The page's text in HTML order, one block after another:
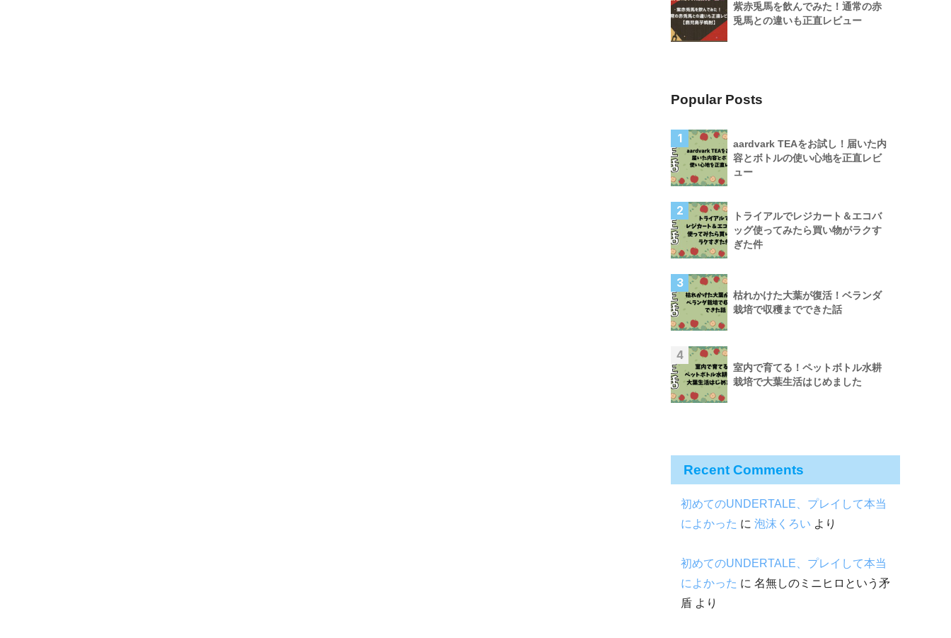
紫赤兎馬を飲んでみた！通常の赤
兎馬との違いも正直レビュー
Popular Posts
1
aardvark TEAをお試し！届いた内
容とボトルの使い心地を正直レビ
ュー
2
トライアルでレジカート＆エコバ
ッグ使ってみたら買い物がラクす
ぎた件
3
枯れかけた大葉が復活！ベランダ
栽培で収穫までできた話
4
室内で育てる！ペットボトル水耕
栽培で大葉生活はじめました
Recent Comments
初めてのUNDERTALE、プレイして本当
によかった に 泡沫くろい より
初めてのUNDERTALE、プレイして本当
によかった に 名無しのミニヒロという矛
盾 より